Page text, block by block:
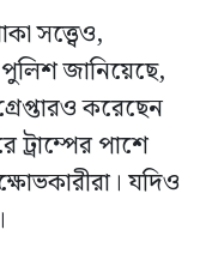
সত্ত্বেও,
জানিয়েছে,
করেছেন
ট্রাম্পের পাশে
যদিও